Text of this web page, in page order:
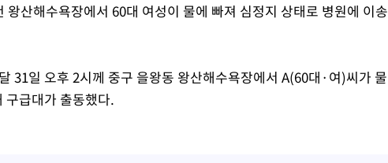
산해수욕장에서 60대 여성이 물에 빠져 심정지 상태로 병원에 이송
31일 오후 2시께 중구 을왕동 왕산해수욕장에서 A(60대·여)씨가 물
구급대가 출동했다.